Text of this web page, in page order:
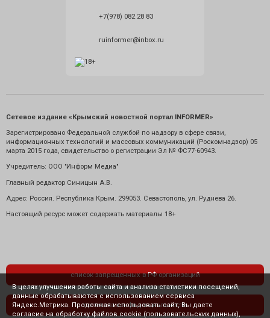
+7(978) 082 28 83
ruinformer@inbox.ru
Сетевое издание «Крымский новостной портал INFORMER»
Зарегистрировано Федеральной службой по надзору в сфере связи,
информационных технологий и массовых коммуникаций (Роскомнадзор) 05
марта 2015 года, свидетельство о регистрации Эл № ФС77-60943.
Учредитель: ООО "Информ Медиа"
Главный редактор Синицын А.В.
Адрес: Россия. Республика Крым. 299053. Севастополь, ул. Руднева 26.
Настоящий ресурс может содержать материалы 18+
список запрещенных в РФ организаций
политика конфиденциальности
В целях улучшения работы сайта и анализа статистики посещений,
данные обрабатываются с использованием сервиса
Яндекс.Метрика. Продолжая использовать сайт, Вы даете
согласие на обработку файлов cookie (пользовательских данных),